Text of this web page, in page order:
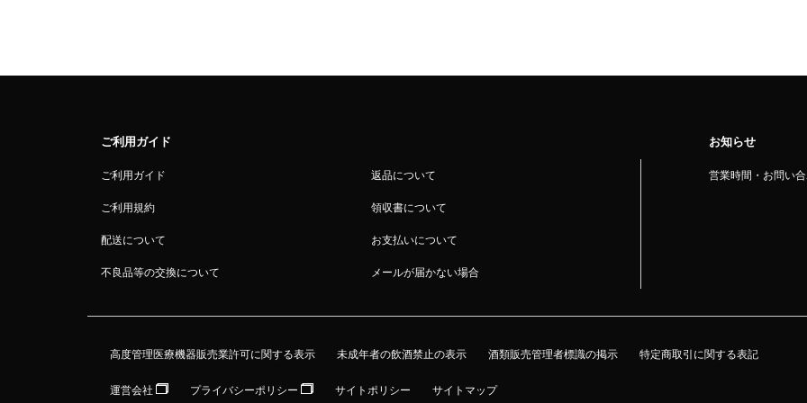
ご利用ガイド
ご利用ガイド
ご利用規約
配送について
不良品等の交換について
返品について
領収書について
お支払いについて
メールが届かない場合
高度管理医療機器販売業許可に関する表示 未成年者の飲酒禁止の表示 酒類販売管理者標識の掲示 特定商取引に関する表記
運営会社 プライバシーポリシー サイトポリシー サイトマップ
お知らせ
営業時間・お問い